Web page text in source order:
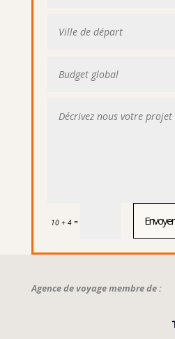
10 + 4= Envoyer
Agence de voyage membre de :